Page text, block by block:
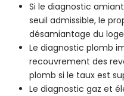
Si le diagnostic
seuil admissible, le
désamiantage du
Le diagnostic plomb
recouvrement des
plomb si le taux est
Le diagnostic gaz et